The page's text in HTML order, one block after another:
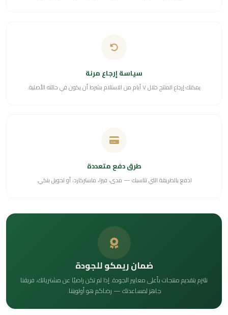
سياسة إرجاع مرنة
يمكنك إرجاع المنتج خلال ٧ أيام من الاستلام بشرط أن يكون في حالته الأصلية.
طرق دفع متعددة
ادفع بالطريقة التي تناسبك — مدى، فيزا، ماستركارد، أو تحويل بنكي.
ضمان ريمكو للجودة
نلتزم بتقديم منتجات بأعلى معايير الجودة. إذا لم تكن راضيًا عن مشترياتك، فريقنا
جاهز لمساعدتك — رضاكم هو أولويتنا.